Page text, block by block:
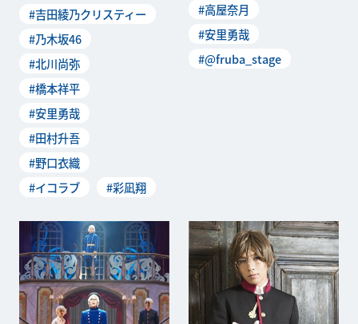
希役・北川尚弥さん、草摩夾
役・橋本祥平さん...
#吉田綾乃クリスティー
#乃木坂46
#北川尚弥
#橋本祥平
#安里勇哉
#田村升吾
#野口衣織
#イコラブ
#彩凪翔
#高屋奈月
#安里勇哉
#@fruba_stage